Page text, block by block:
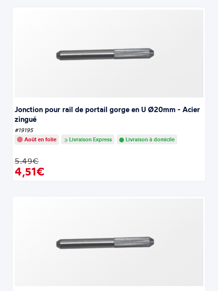
Jonction pour rail de portail gorge en U Ø20mm - Acier
zingué
#19195
Août en folie
Livraison Express Livraison à domicile
5.49€
4,51€